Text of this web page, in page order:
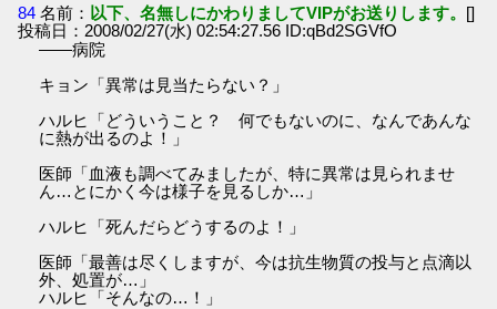
84 名前： 以下、名無しにかわりましてVIPがお送りします。 []
投稿日：2008/02/27(水) 02:54:27.56 ID:qBd2SGVfO
――病院
キョン「異常は見当たらない？」
ハルヒ「どういうこと？ 何でもないのに、なんであんな
に熱が出るのよ！」
医師「血液も調べてみましたが、特に異常は見られませ
ん…とにかく今は様子を見るしか…」
ハルヒ「死んだらどうするのよ！」
医師「最善は尽くしますが、今は抗生物質の投与と点滴以
外、処置が…」
ハルヒ「そんなの…！」